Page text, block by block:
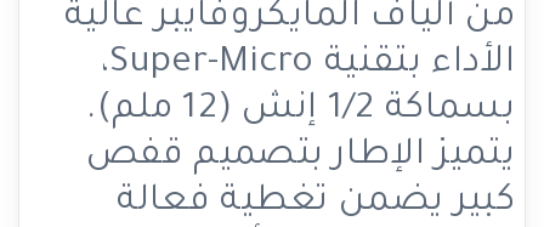
من ألياف المايكروفايبر عالية
الأداء بتقنية Super-Micro،
بسماكة 1/2 إنش (12 ملم).
يتميز الإطار بتصميم قفص
كبير يضمن تغطية فعالة